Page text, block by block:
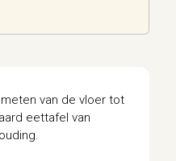
van de vloer tot
eettafel van